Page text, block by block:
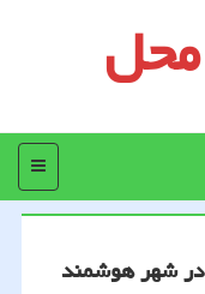
منو
در شهر هوشمند